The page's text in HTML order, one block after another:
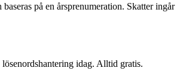
på en årsprenumeration. Skatter ingår
idag. Alltid gratis.